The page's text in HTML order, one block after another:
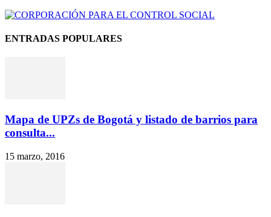
ENTRADAS POPULARES
Mapa de UPZs de Bogotá y listado de barrios para
consulta...
15 marzo, 2016